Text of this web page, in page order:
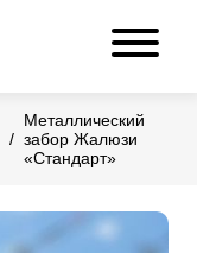
Металлический
забор Жалюзи
«Стандарт»